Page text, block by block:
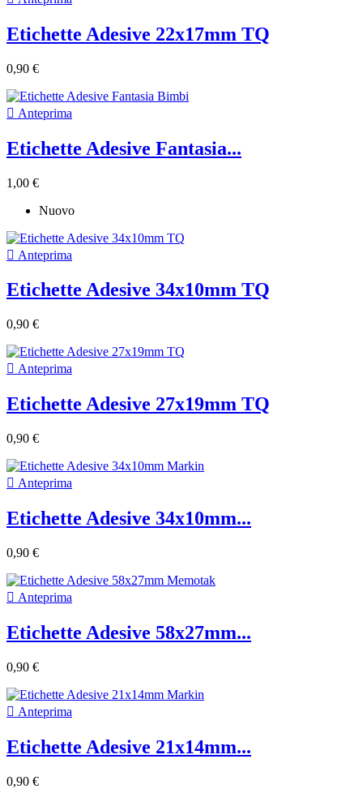
Etichette Adesive 22x17mm TQ
0,90 €
 Anteprima
Etichette Adesive Fantasia...
1,00 €
Nuovo
 Anteprima
Etichette Adesive 34x10mm TQ
0,90 €
 Anteprima
Etichette Adesive 27x19mm TQ
0,90 €
 Anteprima
Etichette Adesive 34x10mm...
0,90 €
 Anteprima
Etichette Adesive 58x27mm...
0,90 €
 Anteprima
Etichette Adesive 21x14mm...
0,90 €